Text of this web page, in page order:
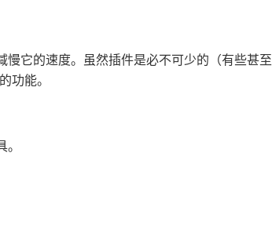
它的速度。虽然插件是必不可少的（有些甚至
功能。